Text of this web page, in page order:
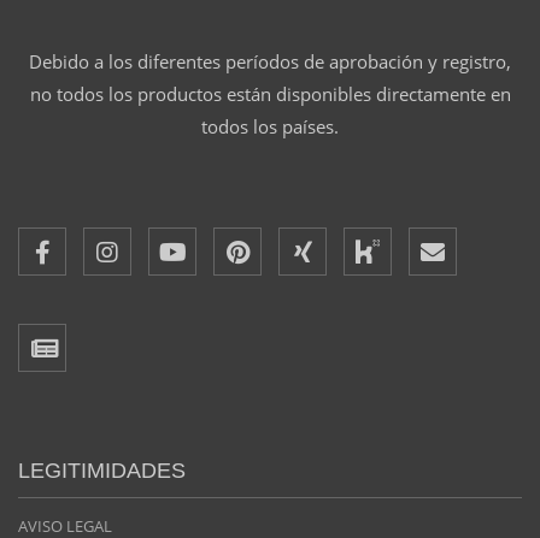
Debido a los diferentes períodos de aprobación y registro,
no todos los productos están disponibles directamente en
todos los países.
LEGITIMIDADES
AVISO LEGAL